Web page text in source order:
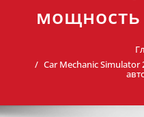
Car Mechanic